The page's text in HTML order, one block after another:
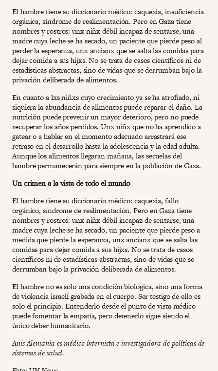
El hambre tiene su diccionario médico: caquexia, insuficiencia
orgánica, síndrome de realimentación. Pero en Gaza tiene
nombres y rostros: unx niñx débil incapaz de sentarse, una
madre cuya leche se ha secado, un paciente que pierde peso al
perder la esperanza, unx ancianx que se salta las comidas para
dejar comida a sus hijxs. No se trata de casos científicos ni de
estadísticas abstractas, sino de vidas que se derrumban bajo la
privación deliberada de alimentos.
En cuanto a lxs niñxs cuyo crecimiento ya se ha atrofiado, ni
siquiera la abundancia de alimentos puede reparar el daño. La
nutrición puede prevenir un mayor deterioro, pero no puede
recuperar los años perdidos. Unx niñx que no ha aprendido a
gatear o a hablar en el momento adecuado arrastrará ese
retraso en el desarrollo hasta la adolescencia y la edad adulta.
Aunque los alimentos llegaran mañana, las secuelas del
hambre permanecerán para siempre en la población de Gaza.
Un crimen a la vista de todo el mundo
El hambre tiene su diccionario médico: caquexia, fallo
orgánico, síndrome de realimentación. Pero en Gaza tiene
nombres y rostros: unx niñx débil incapaz de sentarse, una
madre cuya leche se ha secado, un paciente que pierde peso a
medida que pierde la esperanza, unx ancianx que se salta las
comidas para dejar comida a sus hijxs. No se trata de casos
científicos ni de estadísticas abstractas, sino de vidas que se
derrumban bajo la privación deliberada de alimentos.
El hambre no es solo una condición biológica, sino una forma
de violencia israelí grabada en el cuerpo. Ser testigo de ello es
solo el principio. Entenderlo desde el punto de vista médico
puede fomentar la empatía, pero detenerlo sigue siendo el
único deber humanitario.
Anis Alemania es médico internista e investigadora de políticas de
sistemas de salud.